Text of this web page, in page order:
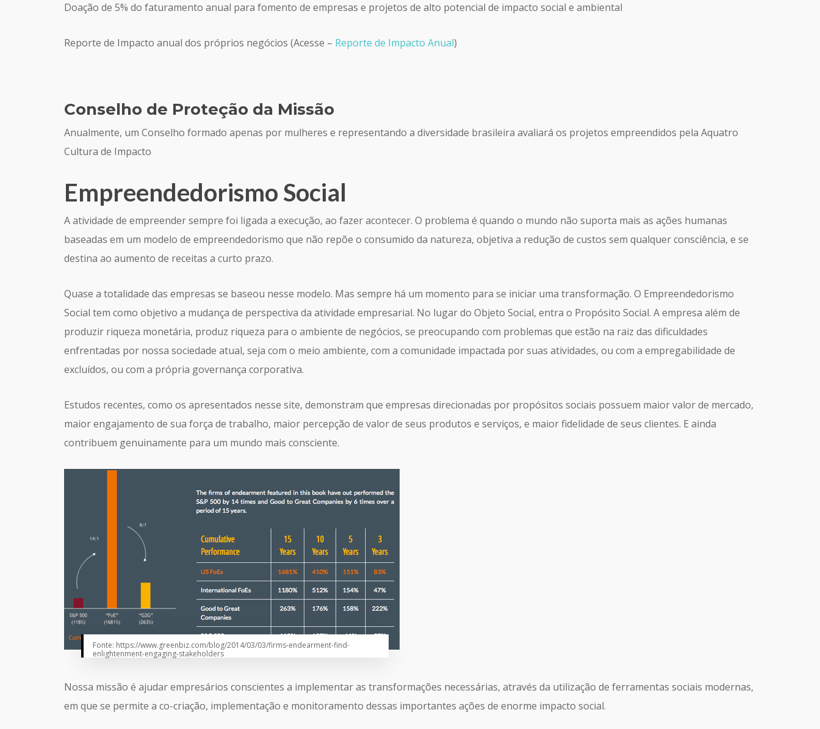
Doação de 5% do faturamento anual para fomento de empresas e projetos de alto potencial de impacto social e ambiental
Reporte de Impacto anual dos próprios negócios (Acesse – Reporte de Impacto Anual)
Conselho de Proteção da Missão
Anualmente, um Conselho formado apenas por mulheres e representando a diversidade brasileira avaliará os projetos empreendidos pela Aquatro
Cultura de Impacto
Empreendedorismo Social
A atividade de empreender sempre foi ligada a execução, ao fazer acontecer. O problema é quando o mundo não suporta mais as ações humanas
baseadas em um modelo de empreendedorismo que não repõe o consumido da natureza, objetiva a redução de custos sem qualquer consciência, e se
destina ao aumento de receitas a curto prazo.
Quase a totalidade das empresas se baseou nesse modelo. Mas sempre há um momento para se iniciar uma transformação. O Empreendedorismo
Social tem como objetivo a mudança de perspectiva da atividade empresarial. No lugar do Objeto Social, entra o Propósito Social. A empresa além de
produzir riqueza monetária, produz riqueza para o ambiente de negócios, se preocupando com problemas que estão na raiz das dificuldades
enfrentadas por nossa sociedade atual, seja com o meio ambiente, com a comunidade impactada por suas atividades, ou com a empregabilidade de
excluídos, ou com a própria governança corporativa.
Estudos recentes, como os apresentados nesse site, demonstram que empresas direcionadas por propósitos sociais possuem maior valor de mercado,
maior engajamento de sua força de trabalho, maior percepção de valor de seus produtos e serviços, e maior fidelidade de seus clientes. E ainda
contribuem genuinamente para um mundo mais consciente.
Fonte: https://www.greenbiz.com/blog/2014/03/03/firms-endearment-find-
enlightenment-engaging-stakeholders
Nossa missão é ajudar empresários conscientes a implementar as transformações necessárias, através da utilização de ferramentas sociais modernas,
em que se permite a co-criação, implementação e monitoramento dessas importantes ações de enorme impacto social.